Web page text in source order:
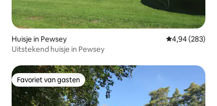
Huisje in Pewsey Gemiddelde
4,94 (283)
Uitstekend huisje in Pewsey
Favoriet van gasten
Favoriet van gasten